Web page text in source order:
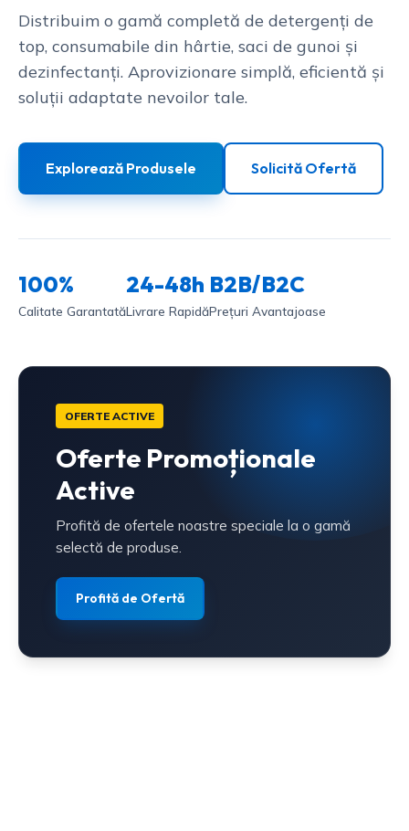
Distribuim o gamă completă de detergenți de
top, consumabile din hârtie, saci de gunoi și
dezinfectanți. Aprovizionare simplă, eficientă și
soluții adaptate nevoilor tale.
Explorează Produsele Solicită Ofertă
100%
Calitate Garantată
24-48h
Livrare Rapidă
B2B/B2C
Prețuri Avantajoase
OFERTE ACTIVE
Oferte Promoționale
Active
Profită de ofertele noastre speciale la o gamă
selectă de produse.
Profită de Ofertă